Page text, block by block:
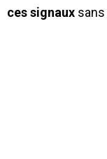
ces signaux